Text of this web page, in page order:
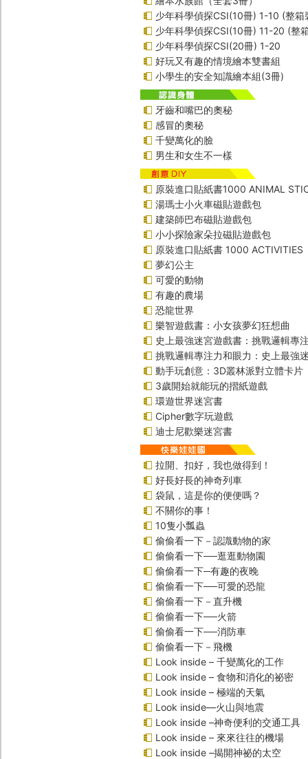
少年科學偵探CSI(10冊) 1-10 (整箱
少年科學偵探CSI(10冊) 11-20 (整
少年科學偵探CSI(20冊) 1-20
好玩又有趣的情境繪本雙書組
小學生的安全知識繪本組(3冊)
牙齒和嘴巴的奧秘
感冒的奧秘
千變萬化的臉
男生和女生不一樣
原裝進口貼紙書1000 ANIMAL
湯瑪士小火車磁貼遊戲包
建築師巴布磁貼遊戲包
小小探險家朵拉磁貼遊戲包
原裝進口貼紙書 1000 ACTIVITIES
夢幻公主
可愛的動物
有趣的農場
恐龍世界
樂智遊戲書：小女孩夢幻狂想曲
史上最強迷宮遊戲書：挑戰邏輯專
挑戰邏輯專注力和眼力：史上最強
動手玩創意：3D叢林派對立體卡片
3歲開始就能玩的摺紙遊戲
環遊世界迷宮書
Cipher數字玩遊戲
迪士尼歡樂迷宮書
拉開、扣好，我也做得到！
好長好長的神奇列車
袋鼠，這是你的便便嗎？
不關你的事！
10隻小瓢蟲
偷偷看一下－認識動物的家
偷偷看一下──逛逛動物園
偷偷看一下─有趣的夜晚
偷偷看一下──可愛的恐龍
偷偷看一下－直升機
偷偷看一下──火箭
偷偷看一下──消防車
偷偷看一下－飛機
Look inside – 千變萬化的工作
Look inside – 食物和消化的祕密
Look inside – 極端的天氣
Look inside—火山與地震
Look inside –神奇便利的交通工具
Look inside – 來來往往的機場
Look inside –揭開神祕的太空